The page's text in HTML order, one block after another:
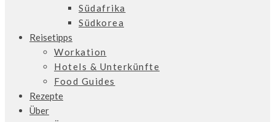
Südafrika
Südkorea
Reisetipps
Workation
Hotels & Unterkünfte
Food Guides
Rezepte
Über